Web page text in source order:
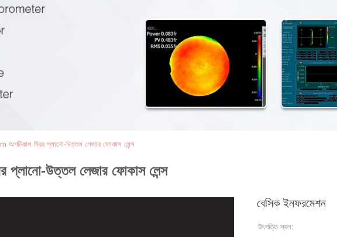
অপটিকাল মিরর প্লানো-উত্তল লেজার ফোকাস লেন্স
উত্তল লেজার ফোকাস লেন্স
বেসিক ইনফরমেশন
উৎপত্তি স্থল: